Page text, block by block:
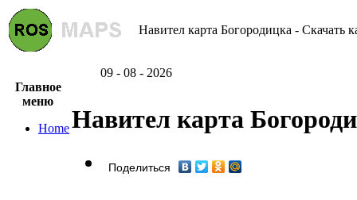
Навител карта Богородицка - Скачать
09 - 08 - 2026
Главное
меню
HomeНавител карта
Поделиться